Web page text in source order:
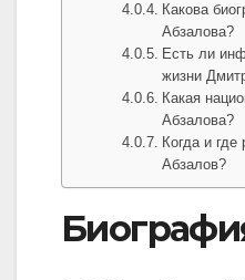
Какова
Абзалова?
Есть ли
жизни
Какая
Абзалова?
Когда и
Абзалов?